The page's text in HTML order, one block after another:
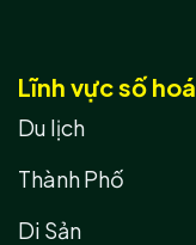
Lĩnh vực số hoá
Du lịch
Thành Phố
Di Sản